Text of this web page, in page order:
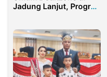
Jadung Lanjut, Progres